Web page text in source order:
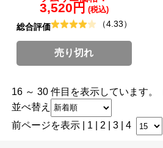
3,520円 (税込)
総合評価 （4.33）
売り切れ
16 ～ 30 件目を表示しています。
並べ替え
前ページを表示| 1| 2 | 3| 4